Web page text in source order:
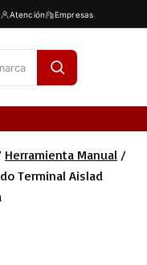
Atención Empresas
Herramienta Manual /
Terminal Aislad